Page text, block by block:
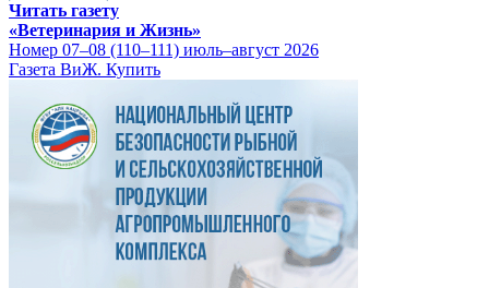
Читать газету
«Ветеринария и Жизнь»
Номер 07–08 (110–111) июль–август 2026
Газета ВиЖ. Купить